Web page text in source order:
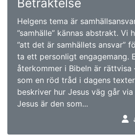
Helgens tema är
”samhälle” kännas abstrakt. Vi
”att det är samhällets ansvar”
ta ett personligt engagemang.
återkommer i Bibeln är rättvisa
som en röd tråd i dagens
beskriver hur Jesus väg går
Jesus är den som...